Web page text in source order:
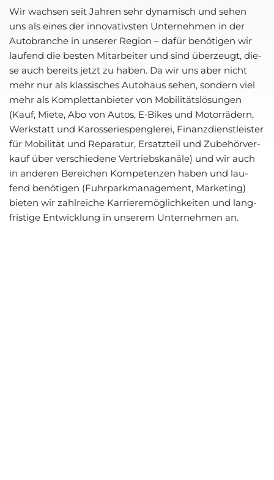
Wir wach­sen seit Jah­ren sehr dyna­misch und sehen
uns als eines der inno­va­tivs­ten Unter­neh­men in der
Auto­bran­che in unse­rer Regi­on – dafür benö­ti­gen wir
lau­fend die bes­ten Mit­ar­bei­ter und sind über­zeugt, die­
se auch bereits jetzt zu haben. Da wir uns aber nicht
mehr nur als klas­si­sches Auto­haus sehen, son­dern viel
mehr als Kom­plett­an­bie­ter von Mobi­li­täts­lö­sun­gen
(Kauf, Mie­te, Abo von Autos, E‑Bikes und Motor­rä­dern,
Werk­statt und Karos­se­rie­speng­le­rei, Finanz­dienst­leis­ter
für Mobi­li­tät und Repa­ra­tur, Ersatz­teil und Zube­hör­ver­
kauf über ver­schie­de­ne Ver­triebs­ka­nä­le) und wir auch
in ande­ren Berei­chen Kom­pe­ten­zen haben und lau­
fend benö­ti­gen (Fuhr­park­ma­nage­ment, Mar­ke­ting)
bie­ten wir zahl­rei­che Kar­rie­re­mög­lich­kei­ten und lang­
fris­ti­ge Ent­wick­lung in unse­rem Unter­neh­men an.